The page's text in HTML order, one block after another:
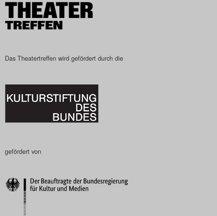
Das Theatertreffen wird gefördert durch die
gefördert von